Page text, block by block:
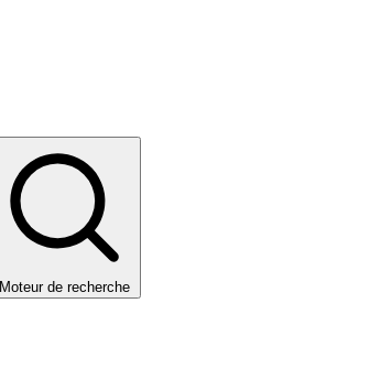
Moteur de recherche